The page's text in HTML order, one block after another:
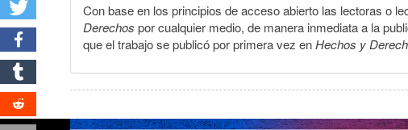
Con base en los principios de acceso abierto las lectoras o
Derechos por cualquier medio, de manera inmediata a la
que el trabajo se publicó por primera vez enHechos y